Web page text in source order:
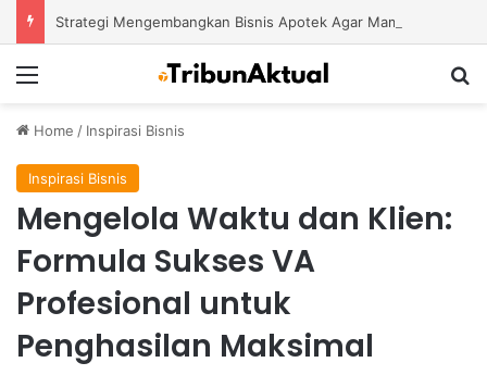
Home / Inspirasi Bisnis
Inspirasi Bisnis
Mengelola Waktu dan Klien:
Formula Sukses VA
Profesional untuk
Penghasilan Maksimal